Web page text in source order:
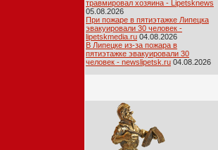
травмировал хозяина - Lipetsknews
05.08.2026
При пожаре в пятиэтажке Липецка
эвакуировали 30 человек -
lipetskmedia.ru 04.08.2026
В Липецке из-за пожара в
пятиэтажке эвакуировали 30
человек - newslipetsk.ru 04.08.2026